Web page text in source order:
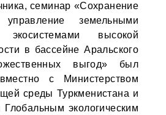
семинар «Сохранение
земельными
высокой
в бассейне Аральского
выгод» был
с Министерством
среды Туркменистана и
экологическим